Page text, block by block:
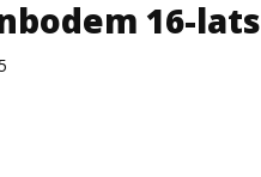
16-lats